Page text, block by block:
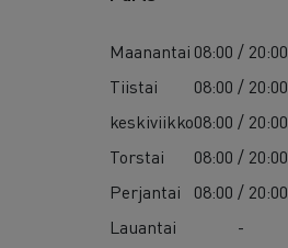
Maanantai 08:00 / 20:00
Tiistai
08:00 / 20:00
keskiviikko08:00 / 20:00
Torstai
08:00 / 20:00
Perjantai
08:00 / 20:00
Lauantai
-